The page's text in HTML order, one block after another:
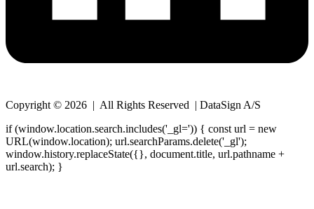
Copyright © 2026 | All Rights Reserved | DataSign A/S
if (window.location.search.includes('_gl=')) { const url = new
URL(window.location); url.searchParams.delete('_gl');
window.history.replaceState({}, document.title, url.pathname +
url.search); }